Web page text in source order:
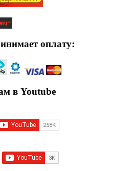
оплату:
в Youtube